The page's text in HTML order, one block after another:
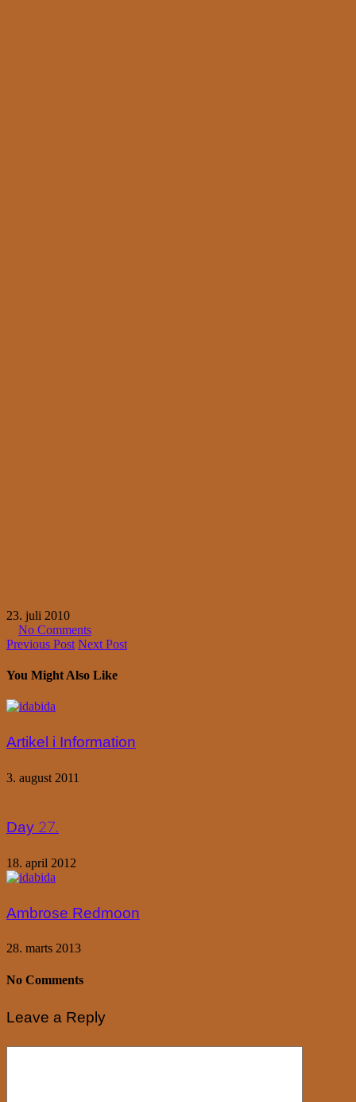
23. juli 2010
No Comments
Previous Post Next Post
You Might Also Like
Artikel i Information
3. august 2011
Day 27.
18. april 2012
Ambrose Redmoon
28. marts 2013
No Comments
Leave a Reply